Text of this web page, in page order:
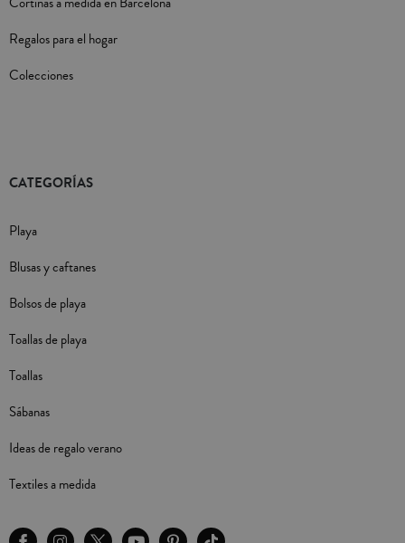
Regalos para el hogar
Colecciones
CATEGORÍAS
Playa
Blusas y caftanes
Bolsos de playa
Toallas de playa
Toallas
Sábanas
Ideas de regalo verano
Textiles a medida